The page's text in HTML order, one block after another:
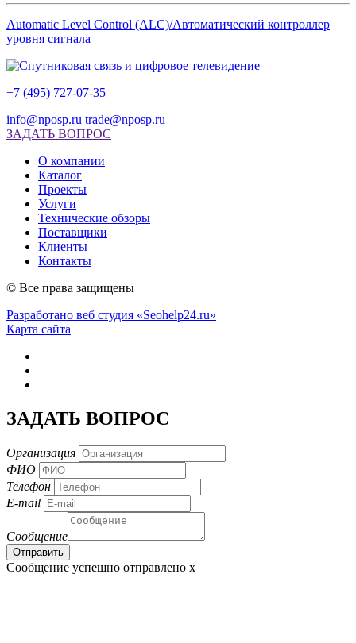
Automatic Level Control (ALC)/Автоматический контроллер
уровня сигнала
+7 (495) 727-07-35
info@nposp.ru trade@nposp.ru
ЗАДАТЬ ВОПРОС
О компании
Каталог
Проекты
Услуги
Технические обзоры
Поставщики
Клиенты
Контакты
© Все права защищены
Разработано веб студия «Seohelp24.ru»
Карта сайта
ЗАДАТЬ ВОПРОС
Организация
ФИО
Телефон
E-mail
Сообщение
Сообщение успешно отправлено x